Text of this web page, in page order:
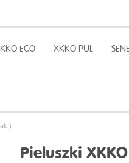
ECO XKKO PUL
Pieluszki